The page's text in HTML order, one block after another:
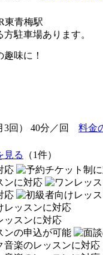
東青梅駅
駐車場あります。
味に！
3回） 40分／回 料金
見る （1件）